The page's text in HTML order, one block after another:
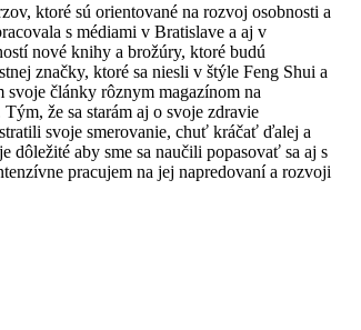
ktoré sú orientované na rozvoj osobnosti a
s médiami v Bratislave a aj v
nové knihy a brožúry, ktoré budú
značky, ktoré sa niesli v štýle Feng Shui a
články rôznym magazínom na
že sa starám aj o svoje zdravie
svoje smerovanie, chuť kráčať ďalej a
dôležité aby sme sa naučili popasovať sa aj s
pracujem na jej napredovaní a rozvoji